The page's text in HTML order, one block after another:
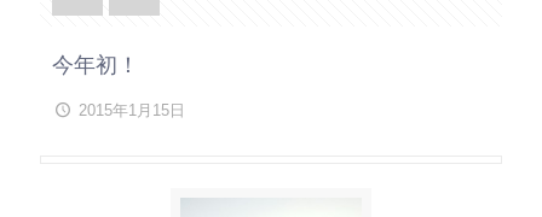
今年初！
2015年1月15日